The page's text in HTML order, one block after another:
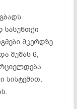
სასუნთქი
მკერდზე
მუშას 6,
სისტემით,